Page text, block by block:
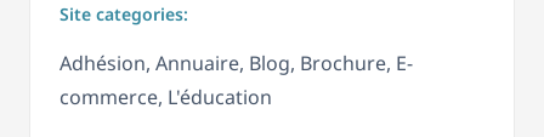
Site categories:
Adhésion, Annuaire, Blog, Brochure, E-
commerce, L'éducation